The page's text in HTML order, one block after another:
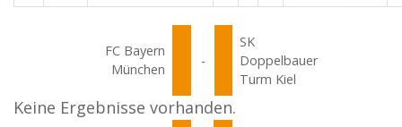
FC Bayern
München
-
SK
Doppelbauer
Turm Kiel
Keine Ergebnisse vorhanden.